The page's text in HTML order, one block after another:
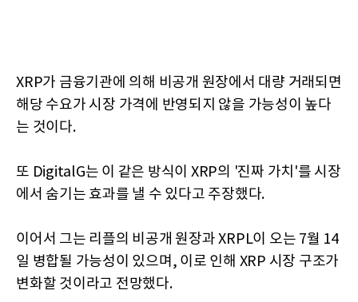
XRP가 금융기관에 의해 비공개 원장에서 대량 거래되면
해당 수요가 시장 가격에 반영되지 않을 가능성이 높다
는 것이다.
또 DigitalG는 이 같은 방식이 XRP의 '진짜 가치'를 시장
에서 숨기는 효과를 낼 수 있다고 주장했다.
이어서 그는 리플의 비공개 원장과 XRPL이 오는 7월 14
일 병합될 가능성이 있으며, 이로 인해 XRP 시장 구조가
변화할 것이라고 전망했다.